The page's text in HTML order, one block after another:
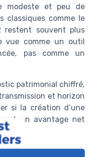
modeste et peu de
classiques comme le
restent souvent plus
vue comme un outil
pas comme un
patrimonial chiffré,
et horizon
si la création d’une
un avantage net